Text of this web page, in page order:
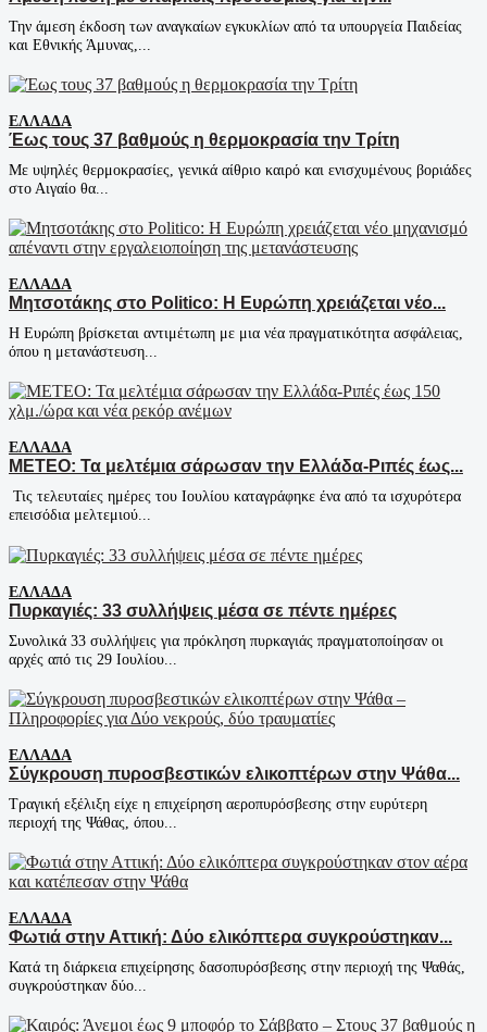
Την άμεση έκδοση των αναγκαίων εγκυκλίων από τα υπουργεία Παιδείας
και Εθνικής Άμυνας,...
ΕΛΛΆΔΑ
Έως τους 37 βαθμούς η θερμοκρασία την Τρίτη
Με υψηλές θερμοκρασίες, γενικά αίθριο καιρό και ενισχυμένους βοριάδες
στο Αιγαίο θα...
ΕΛΛΆΔΑ
Μητσοτάκης στο Politico: Η Ευρώπη χρειάζεται νέο...
Η Ευρώπη βρίσκεται αντιμέτωπη με μια νέα πραγματικότητα ασφάλειας,
όπου η μετανάστευση...
ΕΛΛΆΔΑ
ΜΕΤΕΟ: Τα μελτέμια σάρωσαν την Ελλάδα-Ριπές έως...
Τις τελευταίες ημέρες του Ιουλίου καταγράφηκε ένα από τα ισχυρότερα
επεισόδια μελτεμιού...
ΕΛΛΆΔΑ
Πυρκαγιές: 33 συλλήψεις μέσα σε πέντε ημέρες
Συνολικά 33 συλλήψεις για πρόκληση πυρκαγιάς πραγματοποίησαν οι
αρχές από τις 29 Ιουλίου...
ΕΛΛΆΔΑ
Σύγκρουση πυροσβεστικών ελικοπτέρων στην Ψάθα...
Τραγική εξέλιξη είχε η επιχείρηση αεροπυρόσβεσης στην ευρύτερη
περιοχή της Ψάθας, όπου...
ΕΛΛΆΔΑ
Φωτιά στην Αττική: Δύο ελικόπτερα συγκρούστηκαν...
Κατά τη διάρκεια επιχείρησης δασοπυρόσβεσης στην περιοχή της Ψαθάς,
συγκρούστηκαν δύο...